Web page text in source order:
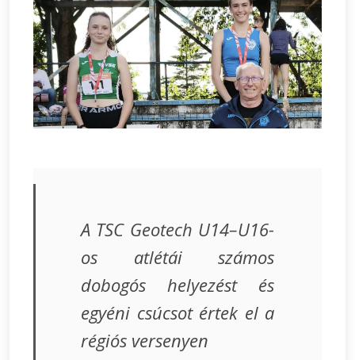
A TSC Geotech U14–U16-
os atlétái számos
dobogós helyezést és
egyéni csúcsot értek el a
régiós versenyen